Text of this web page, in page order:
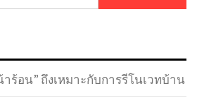
าร้อน” ถึงเหมาะกับการรีโนเวทบ้าน